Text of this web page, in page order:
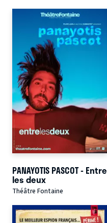
PANAYOTIS PASCOT - Entre
les deux
Théâtre Fontaine